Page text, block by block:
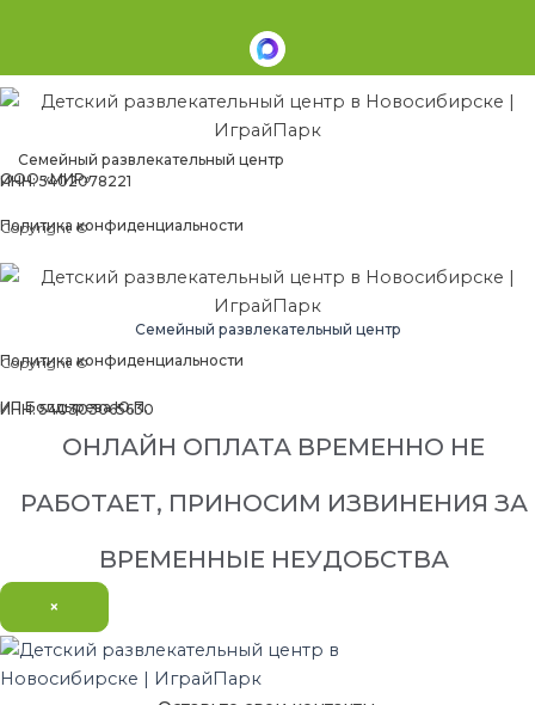
Семейный развлекательный центр
ООО «МИР»
ИНН: 5402078221
Политика конфиденциальности
Copyright ©
Семейный развлекательный центр
Политика конфиденциальности
Copyright ©
ИП Болдырева Ю.П.
ИНН: 540303065630
ОНЛАЙН ОПЛАТА ВРЕМЕННО НЕ
РАБОТАЕТ, ПРИНОСИМ ИЗВИНЕНИЯ ЗА
ВРЕМЕННЫЕ НЕУДОБСТВА
×